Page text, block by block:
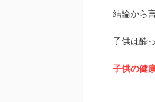
結論から
子供は酔
子供の健